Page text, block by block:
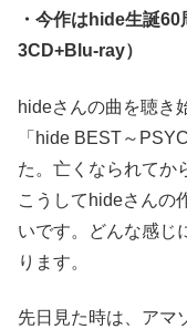
・今作はhide生誕
3CD+Blu-ray）
hideさんの曲を聴き
「hide BEST～
た。亡くなられてか
こうしてhideさんの
いです。どんな感じ
ります。
先日見た時は、アマ